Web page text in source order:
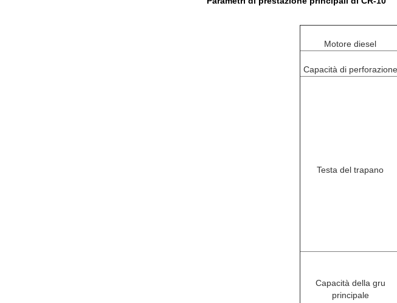
Motore diesel
Capacità di perforazione
Testa del trapano
Capacità della gru
principale